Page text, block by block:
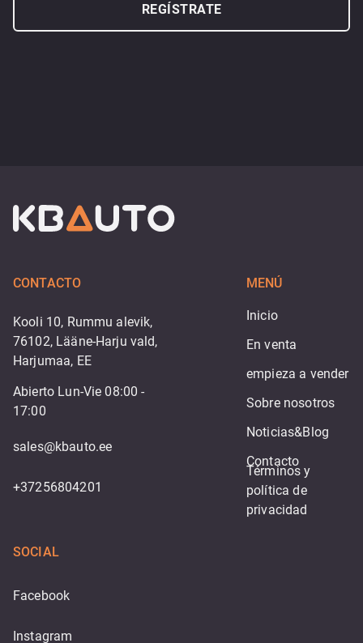
REGÍSTRATE
CONTACTO
Kooli 10, Rummu alevik,
76102, Lääne-Harju vald,
Harjumaa, EE
Abierto Lun-Vie 08:00 -
17:00
sales@kbauto.ee
+37256804201
MENÚ
Inicio
En venta
empieza a vender
Sobre nosotros
Noticias&Blog
Contacto
Términos y
política de
privacidad
SOCIAL
Facebook
Instagram